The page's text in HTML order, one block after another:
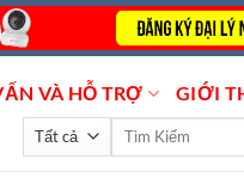
VÀ HỖ TRỢ GIỚI
Tìm